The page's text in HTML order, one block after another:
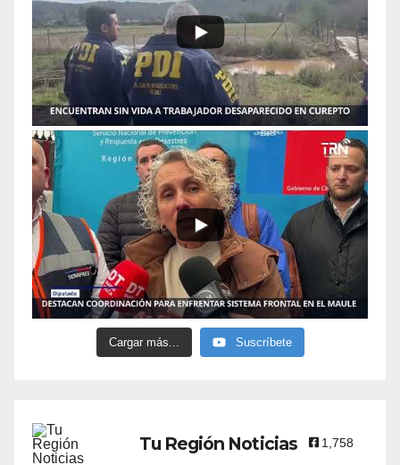
Cargar más... Suscríbete
Tu Región Noticias 1,758